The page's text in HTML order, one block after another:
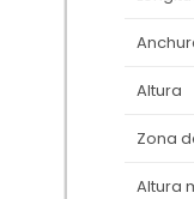
Altura
Zona
Altura